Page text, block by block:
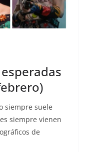
siempre suele
siempre vienen
de